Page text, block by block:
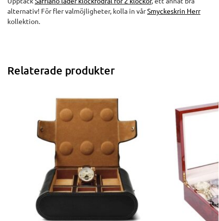
alternativ! För fler valmöjligheter, kolla in vårSmyckeskrin Herr
kollektion.
Relaterade produkter